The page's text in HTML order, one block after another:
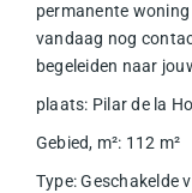
permanente
vandaag nog
begeleiden naar
plaats: Pilar de la
Gebied, m²: 112 m²
Type: Geschakelde